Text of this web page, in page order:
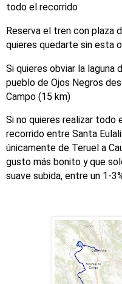
todo el recorrido
Reserva el tren con plaza
quieres quedarte sin esta
Si quieres obviar la laguna
pueblo de Ojos Negros
Campo (15 km)
Si no quieres realizar todo
recorrido entre Santa
únicamente de Teruel a
gusto más bonito y que
suave subida, entre un 1-